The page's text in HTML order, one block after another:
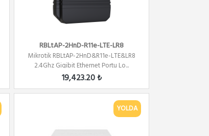
RBLtAP-2HnD-R11e-LTE-LR8
Mikrotik RBLtAP-2HnD&R11e-LTE&LR8
2.4Ghz Gigibit Ethernet Portu Lo...
19,423.20 ₺
YOLDA